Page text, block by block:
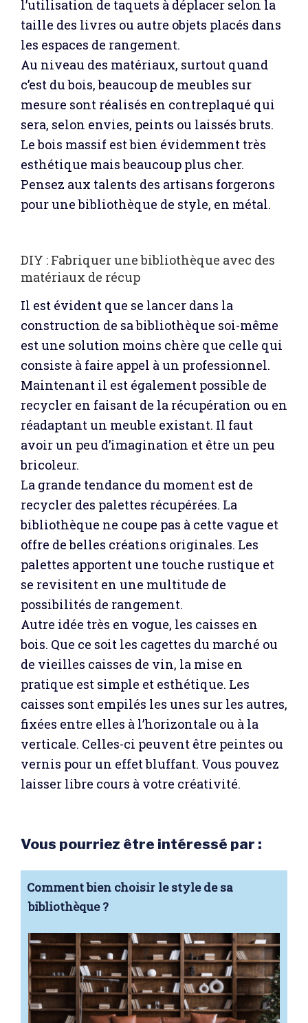
l’utilisation de taquets à déplacer selon la
taille des livres ou autre objets placés dans
les espaces de rangement.
Au niveau des matériaux, surtout quand
c’est du bois, beaucoup de meubles sur
mesure sont réalisés en contreplaqué qui
sera, selon envies, peints ou laissés bruts.
Le bois massif est bien évidemment très
esthétique mais beaucoup plus cher.
Pensez aux talents des artisans forgerons
pour une bibliothèque de style, en métal.
DIY : Fabriquer une bibliothèque avec des
matériaux de récup
Il est évident que se lancer dans la
construction de sa bibliothèque soi-même
est une solution moins chère que celle qui
consiste à faire appel à un professionnel.
Maintenant il est également possible de
recycler en faisant de la récupération ou en
réadaptant un meuble existant. Il faut
avoir un peu d’imagination et être un peu
bricoleur.
La grande tendance du moment est de
recycler des palettes récupérées. La
bibliothèque ne coupe pas à cette vague et
offre de belles créations originales. Les
palettes apportent une touche rustique et
se revisitent en une multitude de
possibilités de rangement.
Autre idée très en vogue, les caisses en
bois. Que ce soit les cagettes du marché ou
de vieilles caisses de vin, la mise en
pratique est simple et esthétique. Les
caisses sont empilés les unes sur les autres,
fixées entre elles à l’horizontale ou à la
verticale. Celles-ci peuvent être peintes ou
vernis pour un effet bluffant. Vous pouvez
laisser libre cours à votre créativité.
Vous pourriez être intéressé par :
Comment bien choisir le style de sa
bibliothèque ?